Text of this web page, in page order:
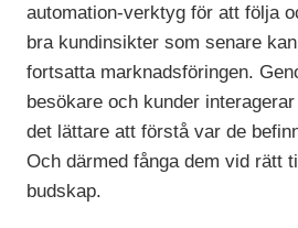
automation-verktyg för att följa
bra kundinsikter som senare
fortsatta marknadsföringen.
besökare och kunder
det lättare att förstå var de
Och därmed fånga dem vid rätt
budskap.